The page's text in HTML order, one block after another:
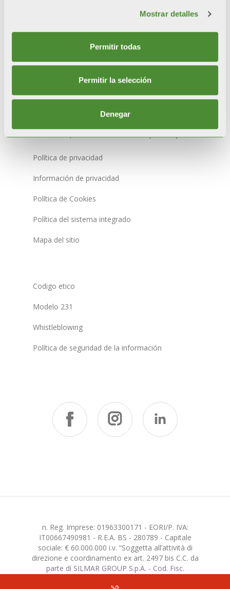
Mostrar detalles
Permitir todas
Permitir la selección
Denegar
Política de privacidad
Información de privacidad
Política de Cookies
Política del sistema integrado
Mapa del sitio
Codigo etico
Modelo 231
Whistleblowing
Política de seguridad de la información
n. Reg. Imprese: 01963300171 - EORI/P. IVA:
IT00667490981 - R.E.A. BS - 280789 - Capitale
sociale: € 60.000.000 i.v. “Soggetta all’attività di
direzione e coordinamento ex art. 2497 bis C.C. da
parte di SILMAR GROUP S.p.A. - Cod. Fisc.